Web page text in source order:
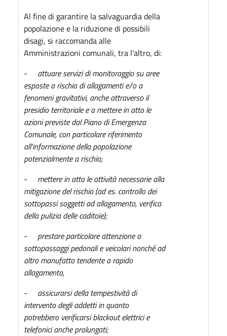
Al fine di garantire la salvaguardia della
popolazione e la riduzione di possibili
disagi, si raccomanda alle
Amministrazioni comunali, tra l’altro, di:
- attuare servizi di monitoraggio su aree
esposte a rischio di allagamenti e/o a
fenomeni gravitativi, anche attraverso il
presidio territoriale e a mettere in atto le
azioni previste dal Piano di Emergenza
Comunale, con particolare riferimento
all'informazione della popolazione
potenzialmente a rischio;
- mettere in atto le attività necessarie alla
mitigazione del rischio (ad es. controllo dei
sottopassi soggetti ad allagamento, verifica
della pulizia delle caditoie);
- prestare particolare attenzione a
sottopassaggi pedonali e veicolari nonché ad
altro manufatto tendente a rapido
allagamento,
- assicurarsi della tempestività di
intervento degli addetti in quanto
potrebbero verificarsi blackout elettrici e
telefonici anche prolungati;